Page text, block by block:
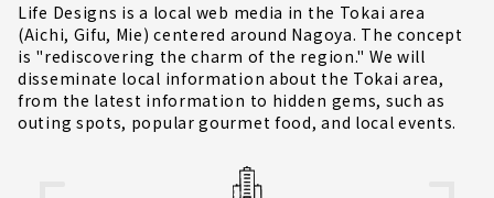
Life Designs is a local web media in the Tokai area
(Aichi, Gifu, Mie) centered around Nagoya. The concept
is "rediscovering the charm of the region." We will
disseminate local information about the Tokai area,
from the latest information to hidden gems, such as
outing spots, popular gourmet food, and local events.